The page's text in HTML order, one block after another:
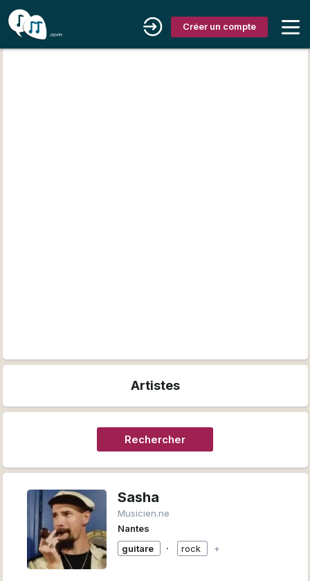
Créer un compte
Artistes
Rechercher
Sasha
Musicien.ne
Nantes
guitare
∙ rock +